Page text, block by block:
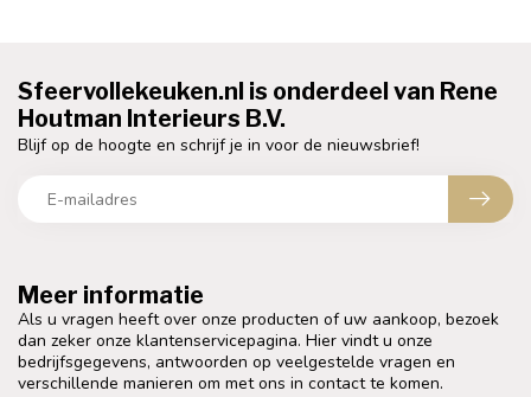
Meer informatie
Als u vragen heeft over onze producten of uw aankoop, bezoek
dan zeker onze klantenservicepagina. Hier vindt u onze
bedrijfsgegevens, antwoorden op veelgestelde vragen en
verschillende manieren om met ons in contact te komen.
Sfeervollekeuken.nl is onderdeel van Rene
Houtman Interieurs B.V.
Blijf op de hoogte en schrijf je in voor de nieuwsbrief!